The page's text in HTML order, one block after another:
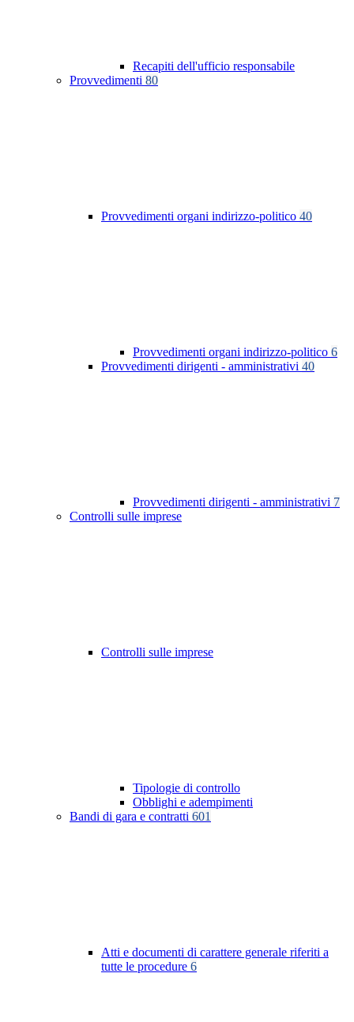
Recapiti dell'ufficio responsabile
Provvedimenti 80
Provvedimenti organi indirizzo-politico 40
Provvedimenti organi indirizzo-politico 6
Provvedimenti dirigenti - amministrativi 40
Provvedimenti dirigenti - amministrativi 7
Controlli sulle imprese
Controlli sulle imprese
Tipologie di controllo
Obblighi e adempimenti
Bandi di gara e contratti 601
Atti e documenti di carattere generale riferiti a
tutte le procedure 6